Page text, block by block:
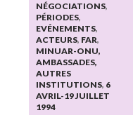
NÉGOCIATIONS,
PÉRIODES,
EVÉNEMENTS,
ACTEURS, FAR,
MINUAR-ONU,
AMBASSADES,
AUTRES
INSTITUTIONS, 6
AVRIL-19 JUILLET
1994